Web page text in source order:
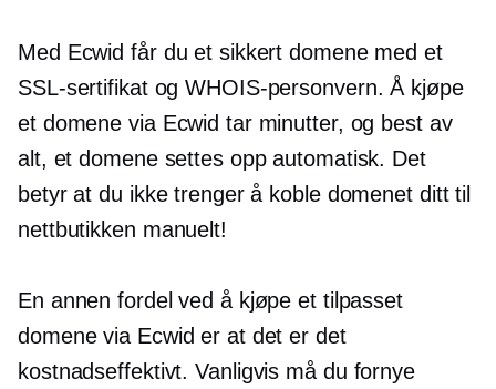
Med Ecwid får du et sikkert domene med et
SSL-sertifikat og WHOIS-personvern. Å kjøpe
et domene via Ecwid tar minutter, og best av
alt, et domene settes opp automatisk. Det
betyr at du ikke trenger å koble domenet ditt til
nettbutikken manuelt!
En annen fordel ved å kjøpe et tilpasset
domene via Ecwid er at det er det
kostnadseffektivt. Vanligvis må du fornye